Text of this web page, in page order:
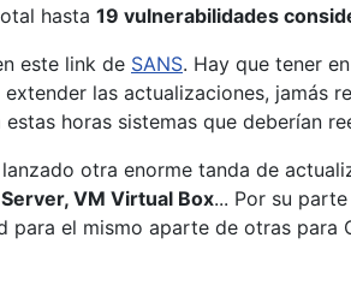
hasta 19 vulnerabilidades
este link de SANS. Hay que tener
las actualizaciones,
horas sistemas que deberían
otra enorme tanda de
VM Virtual Box... Por su
el mismo aparte de otras para